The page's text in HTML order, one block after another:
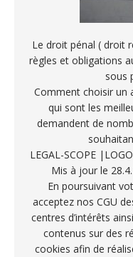
Le droit pénal ( droit
règles et obligations
sous
Comment choisir un
qui sont les
demandent de
LEGAL-SCOPE
Mis à jour le
En poursuivant
acceptez nos CGU
centres d’intérêts
contenus sur des
cookies afin de